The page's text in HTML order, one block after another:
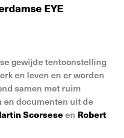
EYE
gewijde tentoonstelling
en leven en er worden
samen met ruim
documenten uit de
Scorsese en Robert